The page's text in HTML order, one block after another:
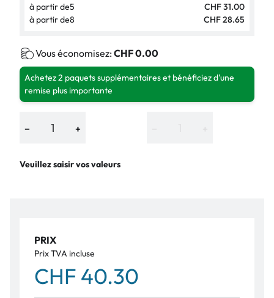
à partir de5
CHF 31.00
à partir de8 CHF 28.65
Vous économisez: CHF 0.00
Achetez 2 paquets supplémentaires et bénéficiez d'une
remise plus importante
− +
Veuillez saisir vos valeurs
PRIX
Prix TVA incluse
CHF 40.30